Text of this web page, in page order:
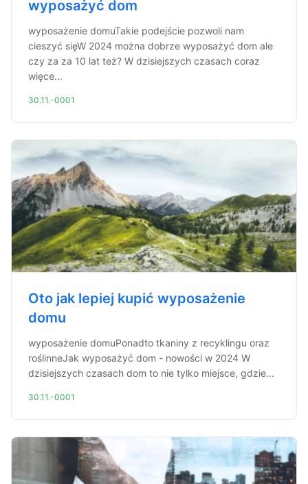
wyposażyć dom
wyposażenie domuTakie podejście pozwoli nam
cieszyć sięW 2024 można dobrze wyposażyć dom ale
czy za za 10 lat też? W dzisiejszych czasach coraz
więce...
30.11.-0001
Oto jak lepiej kupić wyposażenie
domu
wyposażenie domuPonadto tkaniny z recyklingu oraz
roślinneJak wyposażyć dom - nowości w 2024 W
dzisiejszych czasach dom to nie tylko miejsce, gdzie...
30.11.-0001